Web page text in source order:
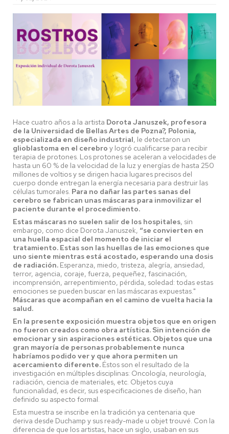
Hace cuatro años a la artista Dorota Januszek, profesora
de la Universidad de Bellas Artes de Pozna?, Polonia,
especializada en diseño industrial, le detectaron un
glioblastoma en el cerebro y logró cualificarse para recibir
terapia de protones. Los protones se aceleran a velocidades de
hasta un 60 % de la velocidad de la luz y energías de hasta 250
millones de voltios y se dirigen hacia lugares precisos del
cuerpo donde entregan la energía necesaria para destruir las
células tumorales. Para no dañar las partes sanas del
cerebro se fabrican unas máscaras para inmovilizar el
paciente durante el procedimiento.
Estas máscaras no suelen salir de los hospitales, sin
embargo, como dice Dorota Januszek, “se convierten en
una huella espacial del momento de iniciar el
tratamiento. Estas son las huellas de las emociones que
uno siente mientras está acostado, esperando una dosis
de radiación. Esperanza, miedo, tristeza, alegría, ansiedad,
terror, agencia, coraje, fuerza, pequeñez, fascinación,
incomprensión, arrepentimiento, pérdida, soledad: todas estas
emociones se pueden buscar en las máscaras expuestas."
Máscaras que acompañan en el camino de vuelta hacia la
salud.
En la presente exposición muestra objetos que en origen
no fueron creados como obra artística. Sin intención de
emocionar y sin aspiraciones estéticas. Objetos que una
gran mayoría de personas probablemente nunca
habríamos podido ver y que ahora permiten un
acercamiento diferente. Éstos son el resultado de la
investigación en múltiples disciplinas: Oncología, neurología,
radiación, ciencia de materiales, etc. Objetos cuya
funcionalidad, es decir, sus especificaciones de diseño, han
definido su aspecto formal.
Esta muestra se inscribe en la tradición ya centenaria que
deriva desde Duchamp y sus ready-made u objet trouvé. Con la
diferencia de que los artistas, hace un siglo, usaban en sus